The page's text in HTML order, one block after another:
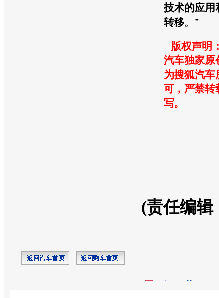
技术的应用
转移。”
版权声明
汽车独家原
为搜狐汽车
可，严禁转
写。
(责任编辑